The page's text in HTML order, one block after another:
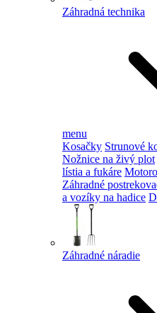
Záhradná technika
menu
Kosačky Strunové
Nožnice na živý plot
lístia a fukáre
Záhradné
a vozíky na hadice
Záhradné náradie